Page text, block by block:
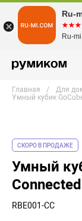
Главная Для
Умный кубик
СКОРО В ПРОДАЖЕ
Умный
Connected
RBE001-CC
Ru-
Ru-